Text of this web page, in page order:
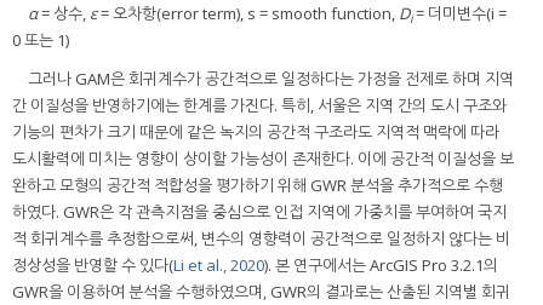
α= 상수, ε= 오차항(error term), s = smooth function, Di= 더미변수(i =
0 또는 1)
그러나 GAM은 회귀계수가 공간적으로 일정하다는 가정을 전제로 하며 지역
간 이질성을 반영하기에는 한계를 가진다. 특히, 서울은 지역 간의 도시 구조와
기능의 편차가 크기 때문에 같은 녹지의 공간적 구조라도 지역적 맥락에 따라
도시활력에 미치는 영향이 상이할 가능성이 존재한다. 이에 공간적 이질성을 보
완하고 모형의 공간적 적합성을 평가하기 위해 GWR 분석을 추가적으로 수행
하였다. GWR은 각 관측지점을 중심으로 인접 지역에 가중치를 부여하여 국지
적 회귀계수를 추정함으로써, 변수의 영향력이 공간적으로 일정하지 않다는 비
정상성을 반영할 수 있다(Li et al., 2020). 본 연구에서는 ArcGIS Pro 3.2.1의
GWR을 이용하여 분석을 수행하였으며, GWR의 결과로는 산출된 지역별 회귀